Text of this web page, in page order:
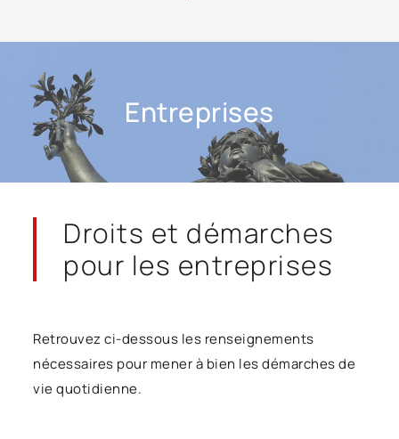
Entreprises
Droits et démarches
pour les entreprises
Retrouvez ci-dessous les renseignements
nécessaires pour mener à bien les démarches de
vie quotidienne.